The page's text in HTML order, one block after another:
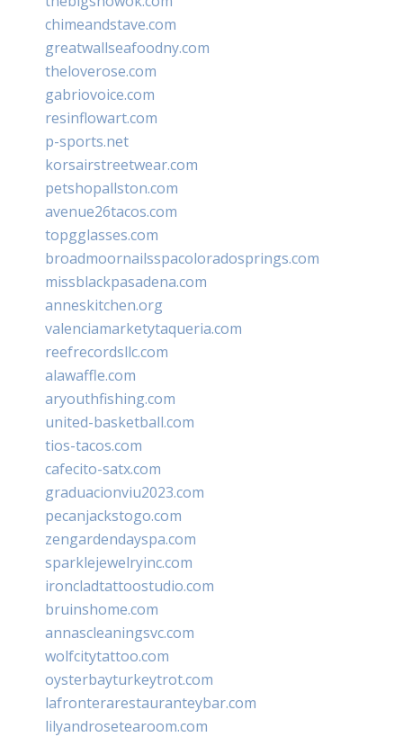
chimeandstave.com
greatwallseafoodny.com
theloverose.com
gabriovoice.com
resinflowart.com
p-sports.net
korsairstreetwear.com
petshopallston.com
avenue26tacos.com
topgglasses.com
broadmoornailsspacoloradosprings.com
missblackpasadena.com
anneskitchen.org
valenciamarketytaqueria.com
reefrecordsllc.com
alawaffle.com
aryouthfishing.com
united-basketball.com
tios-tacos.com
cafecito-satx.com
graduacionviu2023.com
pecanjackstogo.com
zengardendayspa.com
sparklejewelryinc.com
ironcladtattoostudio.com
bruinshome.com
annascleaningsvc.com
wolfcitytattoo.com
oysterbayturkeytrot.com
lafronterarestauranteybar.com
lilyandrosetearoom.com